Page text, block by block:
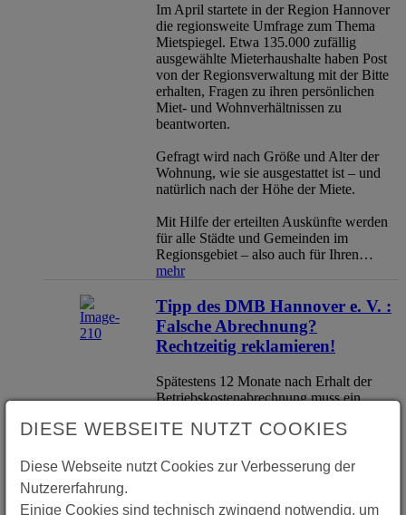
Im April startete in der Region Hannover
die regionsweite Umfrage zum Thema
Mietspiegel. Etwa 135.000 zufällig
ausgewählte Mieterhaushalte haben Post
von der Regionsverwaltung mit der Bitte
erhalten, Fragen zu ihren persönlichen
Miet- und Wohnverhältnissen zu
beantworten.
Gefragt wird nach Größe und Alter der
Wohnung, wie sie ausgestattet ist – und
natürlich nach der Höhe der Miete.
Mit Hilfe der erteilten Auskünfte werden
für alle Städte und Gemeinden im
Regionsgebiet – also auch für Ihren…
mehr
Tipp des DMB Hannover e. V. :
Falsche Abrechnung?
Rechtzeitig reklamieren!
Spätestens 12 Monate nach Erhalt der
Betriebskostenabrechnung muss ein
seiner Abrechnung reklamiert haben.
sind Mietereinwendungen nach Ablauf
der Jahresfrist ausgeschlossen – egal, wie
oder auch, wie oft der Mieter bei früheren
DIESE WEBSEITE NUTZT COOKIES
Diese Webseite nutzt Cookies zur Verbesserung der
Nutzererfahrung.
Einige Cookies sind technisch zwingend notwendig, um